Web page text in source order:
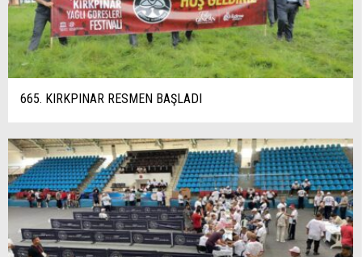
665. KIRKPINAR RESMEN BAŞLADI